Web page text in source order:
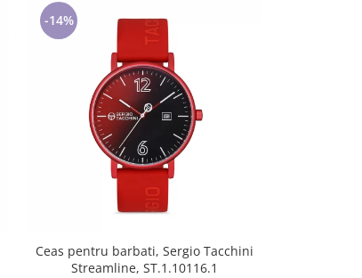
-14%
Ceas pentru barbati, Sergio Tacchini
Streamline, ST.1.10116.1